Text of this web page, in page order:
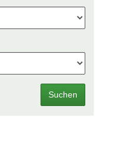
Suchen